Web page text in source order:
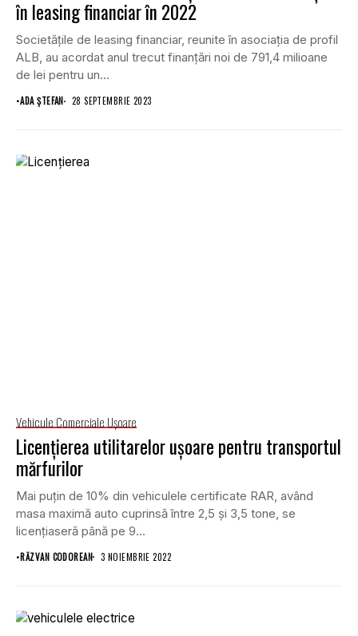
în leasing financiar în 2022
Societățile de leasing financiar, reunite în asociația de profil
ALB, au acordat anul trecut finanțări noi de 791,4 milioane
de lei pentru un...
•ADA ȘTEFAN 28 SEPTEMBRIE 2023
Vehicule Comerciale Uşoare
Licențierea utilitarelor ușoare pentru transportul
mărfurilor
Mai puțin de 10% din vehiculele certificate RAR, având
masa maximă auto cuprinsă între 2,5 și 3,5 tone, se
licențiaseră până pe 9...
•RĂZVAN CODOREAN 3 NOIEMBRIE 2022